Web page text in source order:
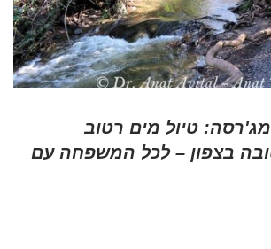
טיול מים רטוב
בצפון – לכל המשפחה עם